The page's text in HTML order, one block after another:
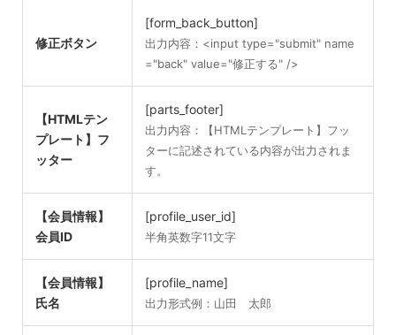
修正ボタン
[form_back_button]
出力内容：<input type="submit" name
="back" value="修正する" />
【HTMLテン
プレート】フ
ッター
[parts_footer]
出力内容：【HTMLテンプレート】フッ
ターに記述されている内容が出力されま
す。
【会員情報】
会員ID
[profile_user_id]
半角英数字11文字
【会員情報】
氏名
[profile_name]
出力形式例：山田 太郎